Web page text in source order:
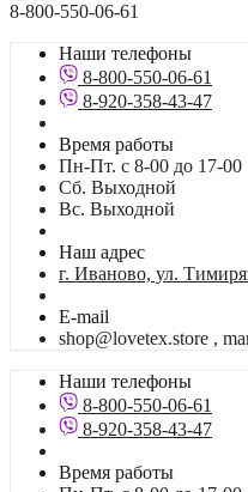
8-800-550-06-61
Наши телефоны
8-800-550-06-61
8-920-358-43-47
Время работы
Пн-Пт. с 8-00 до 17-00
Сб. Выходной
Вс. Выходной
Наш адрес
г. Иваново, ул.
E-mail
shop@lovetex.store ,
Наши телефоны
8-800-550-06-61
8-920-358-43-47
Время работы